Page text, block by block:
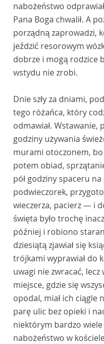
nabożeństwo
Pana Boga chwalił. A
porządną zaprowadzi,
jeździć resorowym
dobrze i mogą rodzice
wstydu nie zrobi.
Dnie szły za dniami,
tego różańca, który
odmawiał. Wstawanie,
godziny używania
murami otoczonem,
potem obiad,
pół godziny spaceru
podwieczorek,
wieczerza, pacierz — i
święta było trochę
później i robiono
dziesiątą zjawiał się
trójkami wyprawiał do
uwagi nie zwracać,
miejsce, gdzie się
opodal, miał ich ciągle
parę ulic bez opieki i
niektórym bardzo
nabożeństwo w